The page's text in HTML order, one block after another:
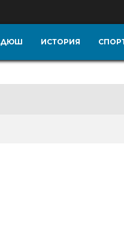
ДЮШ ИСТОРИЯ